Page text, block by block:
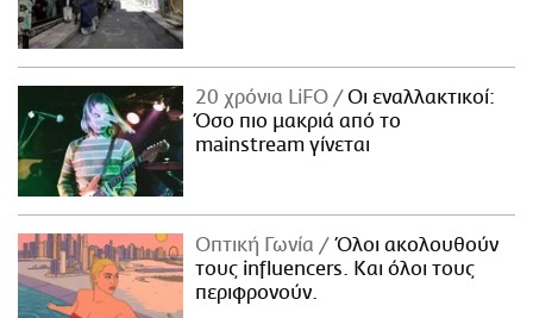
20 χρόνια LiFO
Οι εναλλακτικοί:
Όσο πιο μακριά από το
mainstream γίνεται
Οπτική Γωνία
Όλοι ακολουθούν
τους influencers. Και όλοι τους
περιφρονούν.